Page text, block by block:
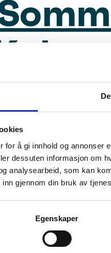
for å gi innhold og annonser
dessuten informasjon om
analysearbeid, som kan
gjennom din bruk av
Egenskaper
–